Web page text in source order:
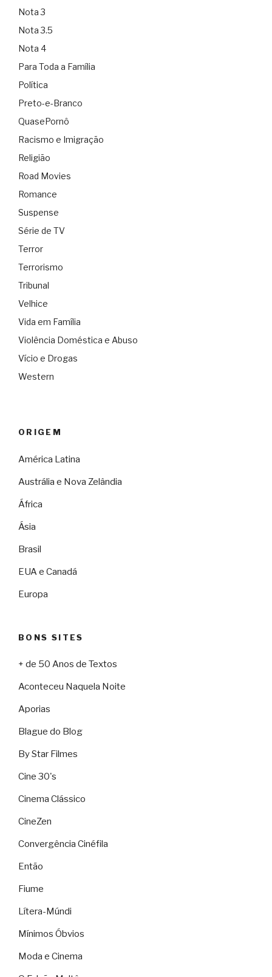
Nota 3
Nota 3.5
Nota 4
Para Toda a Família
Política
Preto-e-Branco
QuasePornô
Racismo e Imigração
Religião
Road Movies
Romance
Suspense
Série de TV
Terror
Terrorismo
Tribunal
Velhice
Vida em Família
Violência Doméstica e Abuso
Vício e Drogas
Western
ORIGEM
América Latina
Austrália e Nova Zelândia
África
Ásia
Brasil
EUA e Canadá
Europa
BONS SITES
+ de 50 Anos de Textos
Aconteceu Naquela Noite
Aporias
Blague do Blog
By Star Filmes
Cine 30's
Cinema Clássico
CineZen
Convergência Cinéfila
Então
Fiume
Lítera-Múndi
Mínimos Óbvios
Moda e Cinema